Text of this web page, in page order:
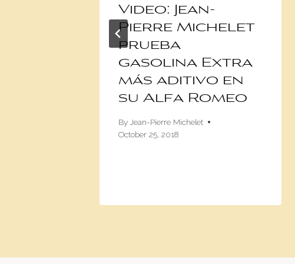
Video: Jean-
Pierre Michelet
prueba
gasolina Extra
más aditivo en
su Alfa Romeo
By Jean-Pierre Michelet
October 25, 2018